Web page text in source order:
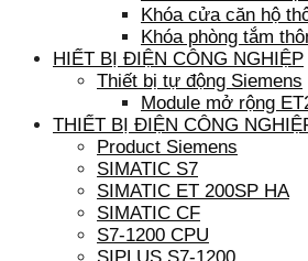
Khóa cửa căn hộ
Khóa phòng tắm
HIẾT BỊ ĐIỆN CÔNG NGHIỆP
Thiết bị tự động Siemens
Module mở rộng
THIẾT BỊ ĐIỆN CÔNG
Product Siemens
SIMATIC S7
SIMATIC ET 200SP HA
SIMATIC CF
S7-1200 CPU